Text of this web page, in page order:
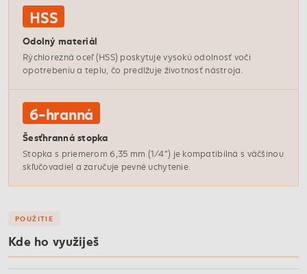
HSS
Odolný materiál
Rýchlorezná oceľ (HSS) poskytuje vysokú odolnosť voči
opotrebeniu a teplu, čo predlžuje životnosť nástroja.
6-hranná
Šesťhranná stopka
Stopka s priemerom 6,35 mm (1/4") je kompatibilná s väčšinou
skľučovadiel a zaručuje pevné uchytenie.
POUŽITIE
Kde ho využiješ